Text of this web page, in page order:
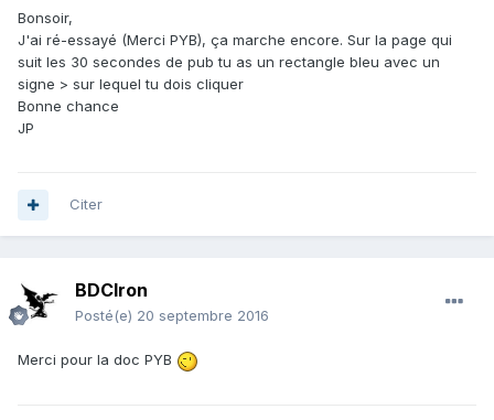
Bonsoir,
J'ai ré-essayé (Merci PYB), ça marche encore. Sur la page qui
suit les 30 secondes de pub tu as un rectangle bleu avec un
signe > sur lequel tu dois cliquer
Bonne chance
JP
Citer
BDCIron
Posté(e) 20 septembre 2016
Merci pour la doc PYB